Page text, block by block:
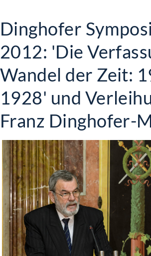
Dinghofer
2012: 'Die
Wandel der Zeit:
1928' und
Franz Dinghofer-